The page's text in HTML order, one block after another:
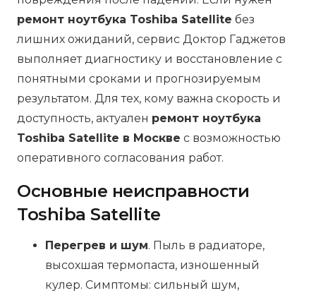
ремонт ноутбука Toshiba Satellite без
лишних ожиданий, сервис Доктор Гаджетов
выполняет диагностику и восстановление с
понятными сроками и прогнозируемым
результатом. Для тех, кому важна скорость и
доступность, актуален ремонт ноутбука
Toshiba Satellite в Москве с возможностью
оперативного согласования работ.
Основные неисправности
Toshiba Satellite
Перегрев и шум. Пыль в радиаторе,
высохшая термопаста, изношенный
кулер. Симптомы: сильный шум,